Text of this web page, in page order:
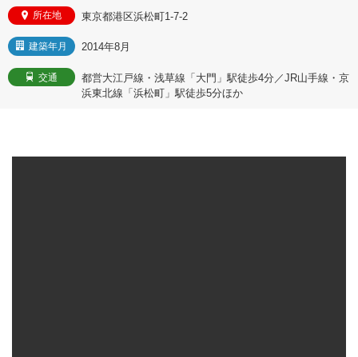
所在地 東京都港区浜松町1-7-2
建築年月 2014年8月
交通
都営大江戸線・浅草線「大門」駅徒歩4分／JR山手線・京
浜東北線「浜松町」駅徒歩5分ほか